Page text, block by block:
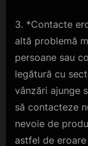
3. *Contacte
altă problemă
persoane sau
legătură cu
vânzări ajunge
să contacteze
nevoie de
astfel de